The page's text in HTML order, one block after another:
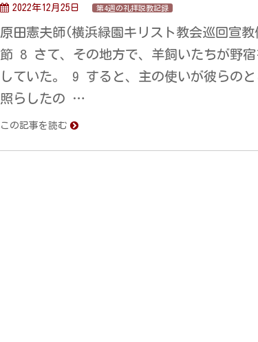
2022年12月25日 第4週の礼拝説教記録
原田憲夫師(横浜緑園キリスト教会巡回宣
節 8 さて、その地方で、羊飼いたちが野
していた。 9 すると、主の使いが彼らの
照らしたの …
この記事を読む